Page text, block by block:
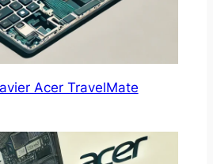
Acer TravelMate